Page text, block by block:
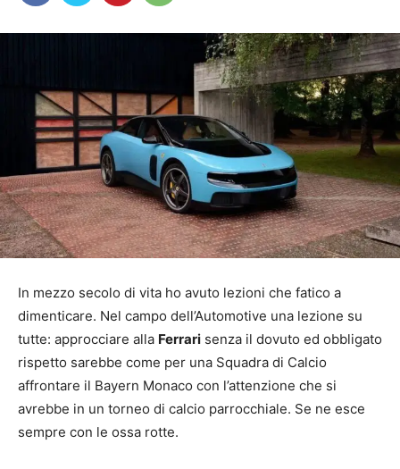
In mezzo secolo di vita ho avuto lezioni che fatico a
dimenticare. Nel campo dell’Automotive una lezione su
tutte: approcciare alla Ferrari senza il dovuto ed obbligato
rispetto sarebbe come per una Squadra di Calcio
affrontare il Bayern Monaco con l’attenzione che si
avrebbe in un torneo di calcio parrocchiale. Se ne esce
sempre con le ossa rotte.